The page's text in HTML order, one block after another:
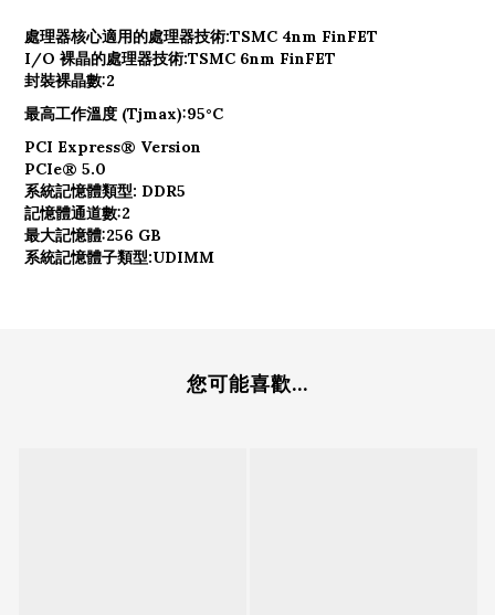
處理器核心適用的處理器技術:TSMC 4nm FinFET
I/O 裸晶的處理器技術:TSMC 6nm FinFET
封裝裸晶數:2
最高工作溫度 (Tjmax):95°C
PCI Express® Version
PCIe® 5.0
系統記憶體類型: DDR5
記憶體通道數:2
最大記憶體:256 GB
系統記憶體子類型:UDIMM
您可能喜歡...